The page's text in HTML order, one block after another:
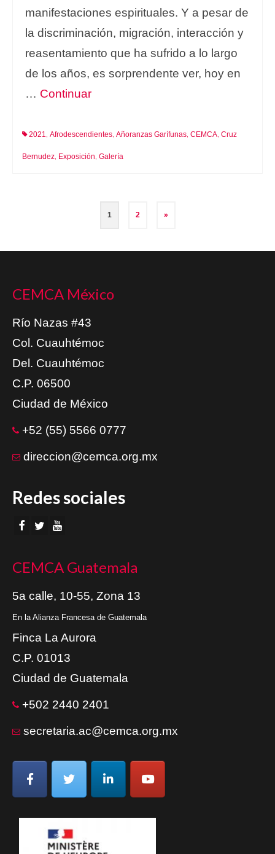
manifestaciones espirituales. Y a pesar de
la discriminación, migración, interacción y
reasentamiento que ha sufrido a lo largo
de los años, es sorprendente ver, hoy en
… Continuar
2021, Afrodescendientes, Añoranzas Garífunas, CEMCA, Cruz
Bernudez, Exposición, Galería
Navegación
entradas
1 2 »
CEMCA México
Río Nazas #43
Col. Cuauhtémoc
Del. Cuauhtémoc
C.P. 06500
Ciudad de México
+52 (55) 5566 0777
direccion@cemca.org.mx
Redes sociales
CEMCA Guatemala
5a calle, 10-55, Zona 13
En la Alianza Francesa de Guatemala
Finca La Aurora
C.P. 01013
Ciudad de Guatemala
+502 2440 2401
secretaria.ac@cemca.org.mx